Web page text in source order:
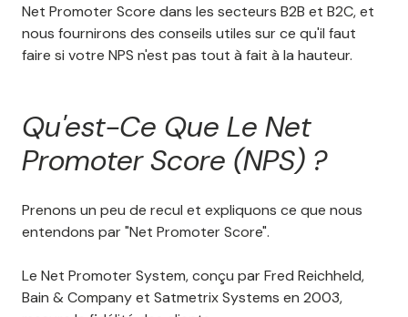
Net Promoter Score dans les secteurs B2B et B2C, et
nous fournirons des conseils utiles sur ce qu'il faut
faire si votre NPS n'est pas tout à fait à la hauteur.
Qu'est-Ce Que Le Net
Promoter Score (NPS) ?
Prenons un peu de recul et expliquons ce que nous
entendons par "Net Promoter Score".
Le Net Promoter System, conçu par Fred Reichheld,
Bain & Company et Satmetrix Systems en 2003,